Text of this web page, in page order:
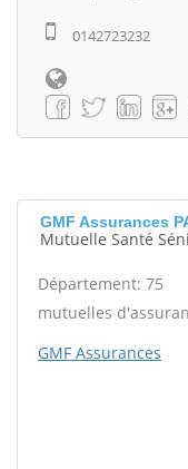
0142723232
GMF Assurances
Mutuelle Santé
Département: 75
mutuelles
GMF Assurances